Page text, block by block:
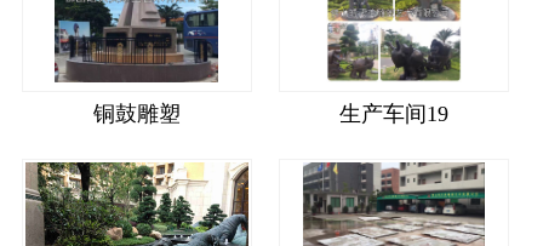
铜鼓雕塑 生产车间19